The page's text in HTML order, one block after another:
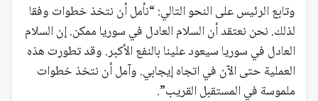
وتابع الرئيس على النحو التالي: “نأمل أن نتخذ خطوات وفقا
لذلك. نحن نعتقد أن السلام العادل في سوريا ممكن. إن السلام
العادل في سوريا سيعود علينا بالنفع الأكبر. وقد تطورت هذه
العملية حتى الآن في اتجاه إيجابي. وآمل أن نتخذ خطوات
ملموسة في المستقبل القريب”.